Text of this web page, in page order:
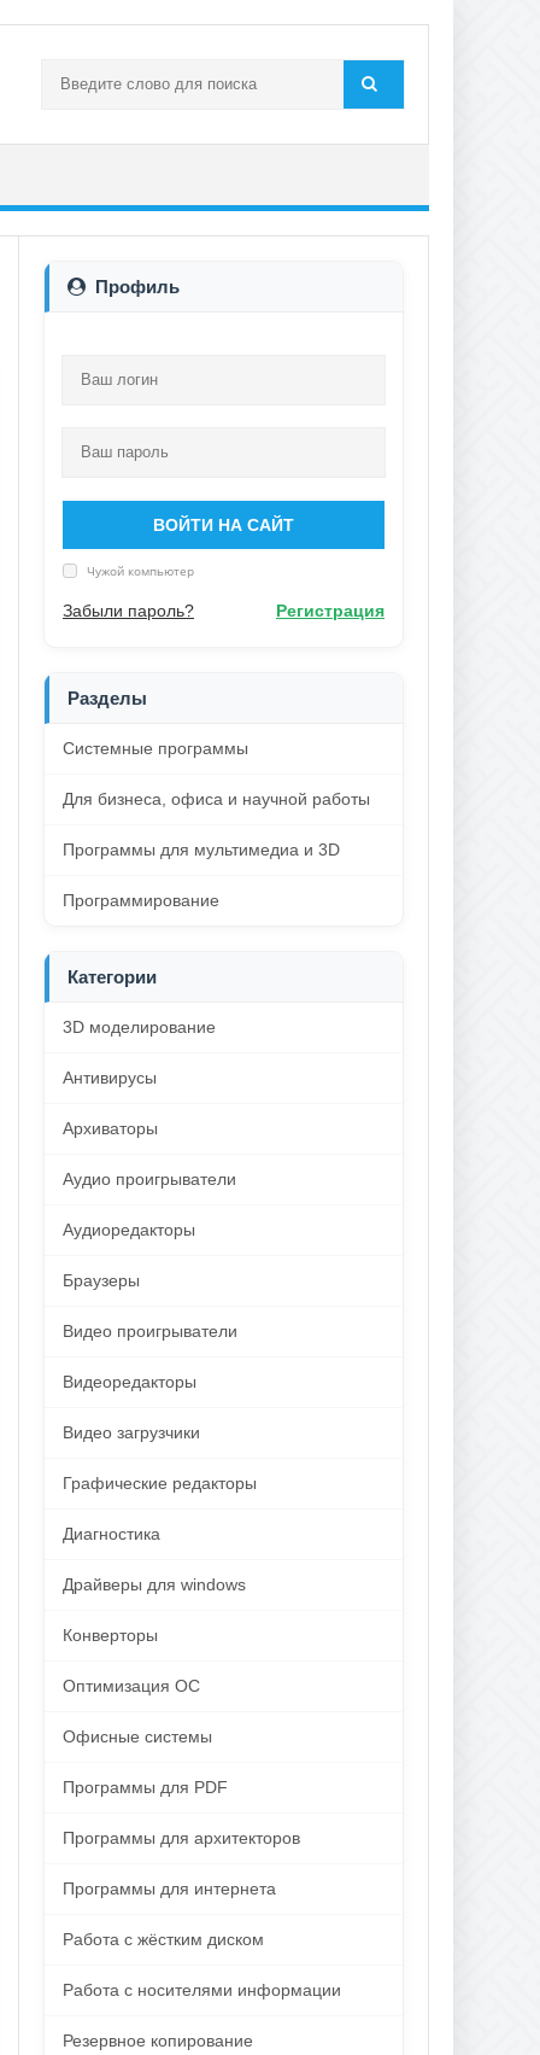
Профиль
ВОЙТИ НА САЙТ
Чужой компьютер
Забыли пароль? Регистрация
Разделы
Системные программы
Для бизнеса, офиса и научной работы
Программы для мультимедиа и 3D
Программирование
Категории
3D моделирование
Антивирусы
Архиваторы
Аудио проигрыватели
Аудиоредакторы
Браузеры
Видео проигрыватели
Видеоредакторы
Видео загрузчики
Графические редакторы
Диагностика
Драйверы для windows
Конверторы
Оптимизация ОС
Офисные системы
Программы для PDF
Программы для архитекторов
Программы для интернета
Работа с жёстким диском
Работа с носителями информации
Резервное копирование